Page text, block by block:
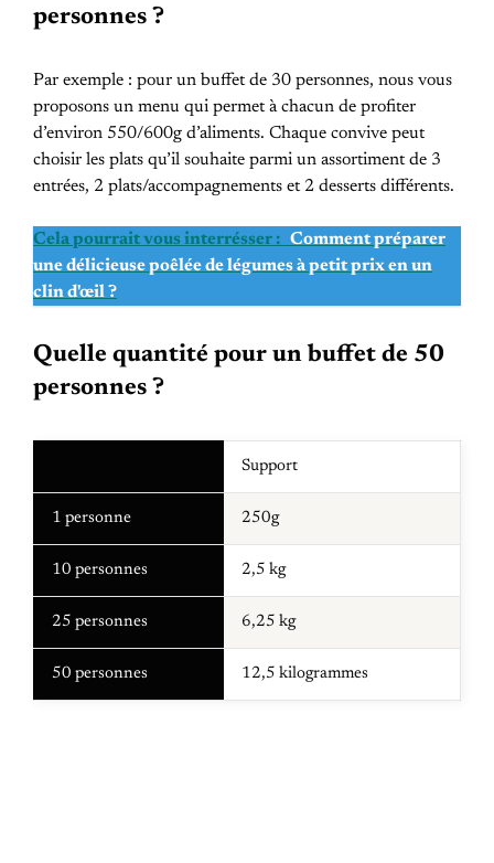
personnes ?
Par exemple : pour un buffet de 30 personnes, nous vous
proposons un menu qui permet à chacun de profiter
d’environ 550/600g d’aliments. Chaque convive peut
choisir les plats qu’il souhaite parmi un assortiment de 3
entrées, 2 plats/accompagnements et 2 desserts différents.
Cela pourrait vous interrésser : Comment préparer
une délicieuse poêlée de légumes à petit prix en un
clin d'œil ?
Quelle quantité pour un buffet de 50
personnes ?
Support
1 personne 250g
10 personnes 2,5 kg
25 personnes 6,25 kg
50 personnes 12,5 kilogrammes